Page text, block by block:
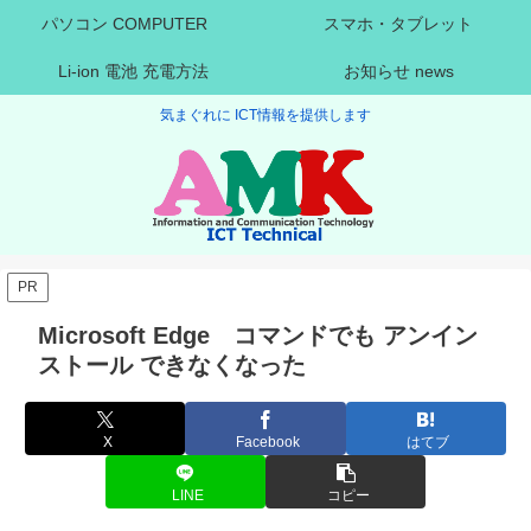
気まぐれに ICT情報を提供します
パソコン COMPUTER スマホ・タブレット
Li-ion 電池 充電方法 お知らせ news
PR
Microsoft Edge コマンドでも アンイン
ストール できなくなった
X Facebook はてブ
LINE コピー